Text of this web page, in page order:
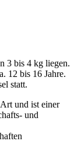
3 bis 4 kg liegen.
12 bis 16 Jahre.
statt.
und ist einer
und